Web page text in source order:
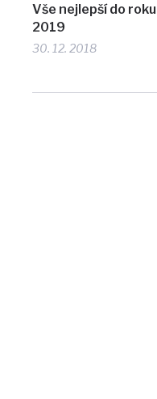
Vše nejlepší do roku
2019
30. 12. 2018